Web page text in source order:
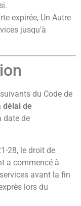
expirée, Un Autre
jusqu’à
du Code de
délai de
date de
28, le droit de
a commencé à
avant la fin
lors du